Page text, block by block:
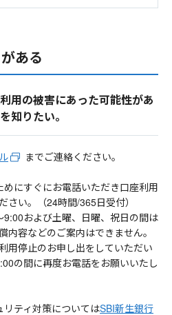
ある
用の被害にあった可能性があ
知りたい。
までご連絡ください。
にすぐにお電話いただき口座利用
さい。（24時間/365日受付）
および土曜、日曜、祝日の間は
内容などのご案内はできません。
用停止のお申し出をしていただい
の間に再度お電話をお願いいたし
ティ対策についてはSBI新生銀行